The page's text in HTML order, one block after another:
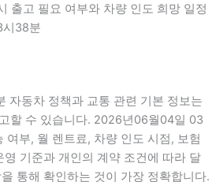
출고 필요 여부와 차량 인도 희망 일정
38분
자동차 정책과 교통 관련 기본 정보는
할 수 있습니다. 2026년06월04일 03
여부, 월 렌트료, 차량 인도 시점, 보험
기준과 개인의 계약 조건에 따라 달
통해 확인하는 것이 가장 정확합니다.